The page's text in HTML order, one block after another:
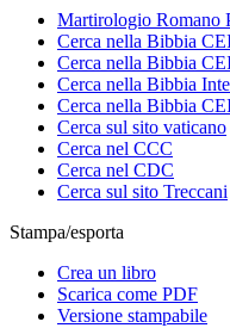
Martirologio Romano
Cerca nella Bibbia
Cerca nella Bibbia
Cerca nella Bibbia
Cerca nella Bibbia
Cerca sul sito vaticano
Cerca nel CCC
Cerca nel CDC
Cerca sul sito Treccani
Stampa/esporta
Crea un libro
Scarica come PDF
Versione stampabile